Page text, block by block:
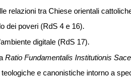
relazioni tra Chiese orientali
dei poveri (RdS 4 e 16).
digitale (RdS 17).
Ratio Fundamentalis Institutionis
e canonistiche intorno a